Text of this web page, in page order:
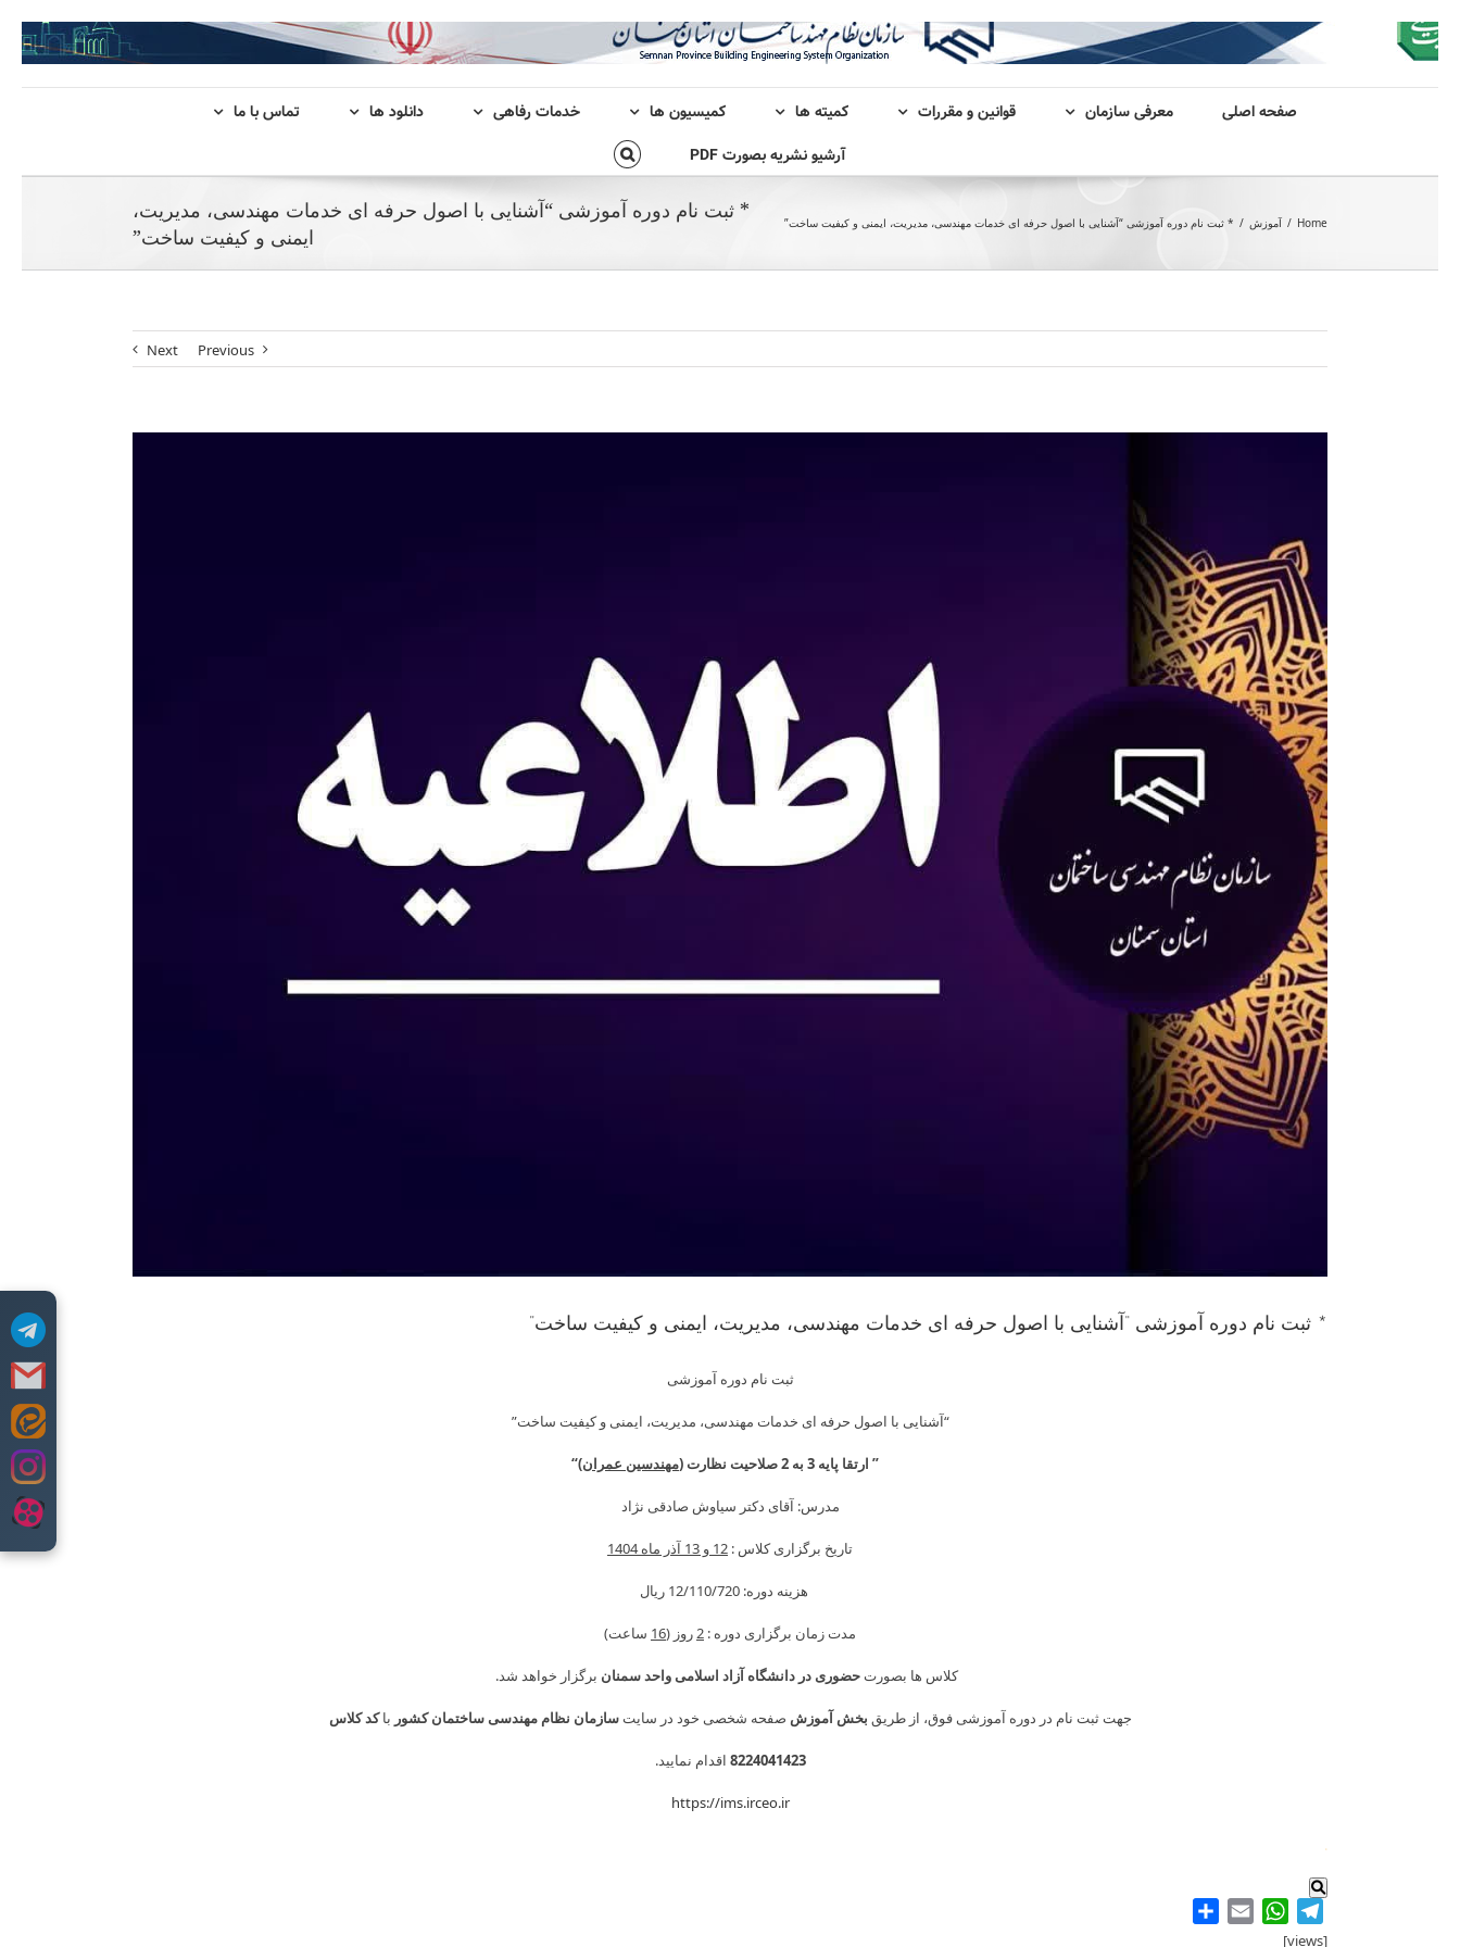
Skip
content
صفحه اصلی معرفی سازمان قوانین و مقررات کمیته ها کمیسیون ها خدمات رفاهی دانلود ها
تماس با ما
آرشیو نشریه بصورت PDF
* ثبت نام دوره آموزشی “آشنایی با اصول حرفه ای خدمات مهندسی، مدیریت،
ایمنی و کیفیت ساخت”
Home
/ آموزش / * ثبت نام دوره آموزشی “آشنایی با اصول حرفه ای خدمات مهندسی، مدیریت، ایمنی و کیفیت ساخت”
Previous
Next
* ثبت نام دوره آموزشی “آشنایی با اصول حرفه ای خدمات مهندسی، مدیریت، ایمنی و کیفیت ساخت”
ثبت نام دوره آموزشی
“آشنایی با اصول حرفه ای خدمات مهندسی، مدیریت، ایمنی و کیفیت ساخت”
” ارتقا پایه 3 به 2 صلاحیت نظارت ( مهندسین عمران)“
مدرس: آقای دکتر سیاوش صادقی نژاد
تاریخ برگزاری کلاس : 12 و 13 آذر ماه 1404
هزینه دوره: 12/110/720 ريال
مدت زمان برگزاری دوره : 2روز (16 ساعت)
کلاس ها بصورتحضوری در دانشگاه آزاد اسلامی واحد سمنان برگزار خواهد شد.
جهت ثبت نام در دوره آموزشی فوق، از طریق بخش آموزش صفحه شخصی خود در سایتسازمان نظام مهندسی ساختمان کشور باکد کلاس
8224041423 اقدام نمایید.
https://ims.irceo.ir
.
Telegram
WhatsApp
Email
[views]